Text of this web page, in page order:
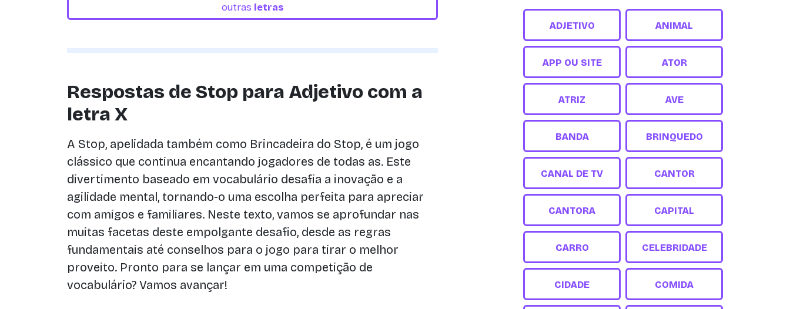
outras letras
Respostas de Stop para Adjetivo com a
letra X
A Stop, apelidada também como Brincadeira do Stop, é um jogo
clássico que continua encantando jogadores de todas as. Este
divertimento baseado em vocabulário desafia a inovação e a
agilidade mental, tornando-o uma escolha perfeita para apreciar
com amigos e familiares. Neste texto, vamos se aprofundar nas
muitas facetas deste empolgante desafio, desde as regras
fundamentais até conselhos para o jogo para tirar o melhor
proveito. Pronto para se lançar em uma competição de
vocabulário? Vamos avançar!
ADJETIVO ANIMAL
APP OU SITE ATOR
ATRIZ AVE
BANDA BRINQUEDO
CANAL DE TV CANTOR
CANTORA CAPITAL
CARRO CELEBRIDADE
CIDADE COMIDA